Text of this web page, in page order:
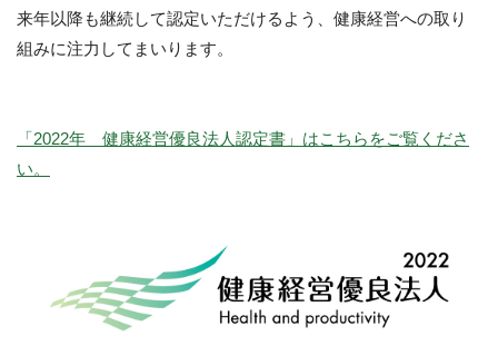
来年以降も継続して認定いただけるよう、健康経営への取り
組みに注力してまいります。
「2022年 健康経営優良法人認定書」はこちらをご覧くださ
い。